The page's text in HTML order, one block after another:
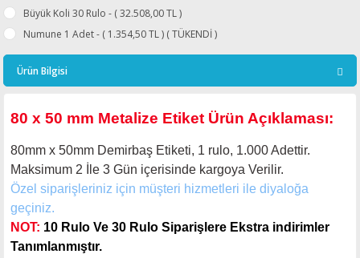
Büyük Koli 30 Rulo - ( 32.508,00 TL )
Numune 1 Adet - ( 1.354,50 TL ) ( TÜKENDİ )
Ürün Bilgisi
80 x 50 mm Metalize Etiket Ürün Açıklaması:
80mm x 50mm Demirbaş Etiketi, 1 rulo, 1.000 Adettir.
Maksimum 2 İle 3 Gün içerisinde kargoya Verilir.
Özel siparişleriniz için müşteri hizmetleri ile diyaloğa
geçiniz.
NOT: 10 Rulo Ve 30 Rulo Siparişlere Ekstra indirimler
Tanımlanmıştır.